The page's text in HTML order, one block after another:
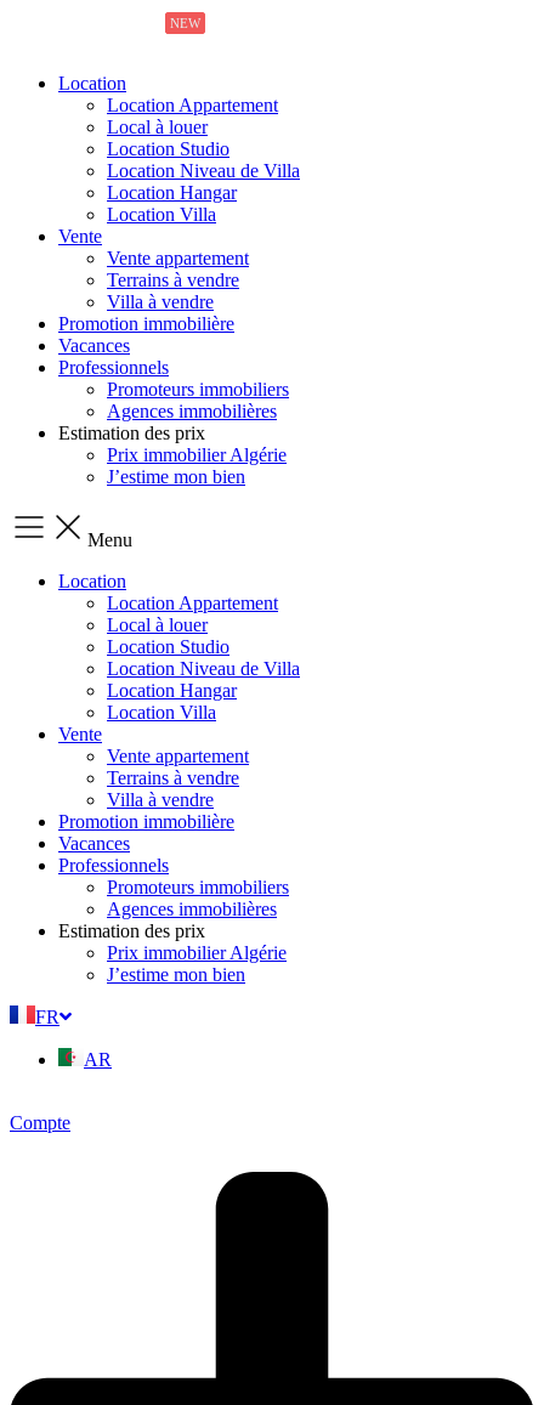
Location
Location Appartement
Local à louer
Location Studio
Location Niveau de Villa
Location Hangar
Location Villa
Vente
Vente appartement
Terrains à vendre
Villa à vendre
Promotion immobilière
Vacances
Professionnels
Promoteurs immobiliers
Agences immobilières
Estimation des prix
NEW
Prix immobilier Algérie
J’estime mon bien
Menu
Location
Location Appartement
Local à louer
Location Studio
Location Niveau de Villa
Location Hangar
Location Villa
Vente
Vente appartement
Terrains à vendre
Villa à vendre
Promotion immobilière
Vacances
Professionnels
Promoteurs immobiliers
Agences immobilières
Estimation des prix
NEW
Prix immobilier Algérie
J’estime mon bien
FR
AR
Compte